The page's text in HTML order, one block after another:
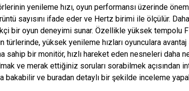
yenileme hızı, oyun performansı üzerinde
sayısını ifade eder ve Hertz birimi ile ölçülür.
bir oyun deneyimi sunar. Özellikle yüksek tempolu
türlerinde, yüksek yenileme hızları oyunculara
sahip bir monitör, hızlı hareket eden nesneleri daha
ve merak ettiğiniz soruları sorabilmek açısından
bakabilir ve buradan detaylı bir şekilde inceleme